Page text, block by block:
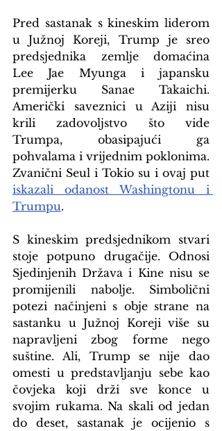
Pred sastanak s kineskim liderom
u Južnoj Koreji, Trump je sreo
predsjednika zemlje domaćina
Lee Jae Myunga i japansku
premijerku Sanae Takaichi.
Američki saveznici u Aziji nisu
krili zadovoljstvo što vide
Trumpa, obasipajući ga
pohvalama i vrijednim poklonima.
iskazali odanost Washingtonu i
Trumpu.
S kineskim predsjednikom stvari
stoje potpuno drugačije. Odnosi
Sjedinjenih Država i Kine nisu se
promijenili nabolje. Simbolični
potezi načinjeni s obje strane na
sastanku u Južnoj Koreji više su
napravljeni zbog forme nego
suštine. Ali, Trump se nije dao
omesti u predstavljanju sebe kao
čovjeka koji drži sve konce u
svojim rukama. Na skali od jedan
do deset, sastanak je ocijenio s